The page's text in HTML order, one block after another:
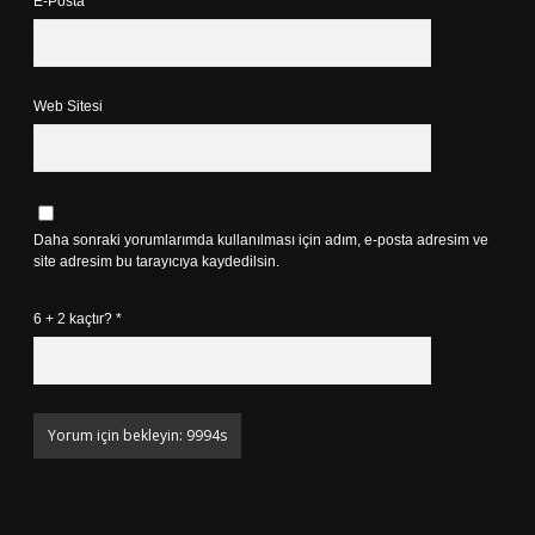
Web Sitesi
Daha sonraki yorumlarımda kullanılması için adım, e-posta adresim ve
site adresim bu tarayıcıya kaydedilsin.
6 + 2 kaçtır? *